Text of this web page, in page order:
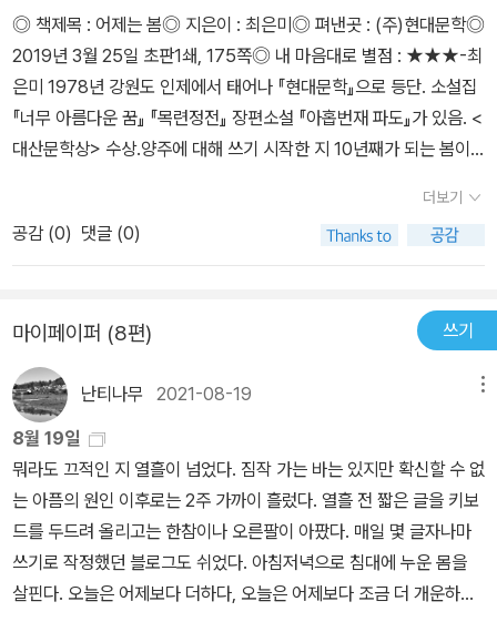
또한 인상적이었습니다.이제 또 핀시리즈 소설선의 한 단락이 마무리
되었네요. 다가오는 25일에 나올 또 한 단락의 시작을 알리는 핀 시
리즈 소설들이 기다려지면서 최은미작가님의 다음 작품들 또한 기다
려집니다. 최은미작가님, 감사합니다!
◎ 책제목 : 어제는 봄◎ 지은이 : 최은미◎ 펴낸곳 : (주)현대문학◎
2019년 3월 25일 초판1쇄, 175쪽◎ 내 마음대로 별점 : ★★★​-최
은미 1978년 강원도 인제에서 태어나 『현대문학』으로 등단. 소설집
『너무 아름다운 꿈』 『목련정전』 장편소설 『아홉번재 파도』가 있음. <
대산문학상> 수상.​​양주에 대해 쓰기 시작한 지 10년째가 되는 봄이
오래전에 발생한 어떤 죄의 만료일에 대해 말할 수 있는 경찰관을 만
났다. 나는 물을 등진 절벽 위에서 마지막이 될지도 모르는 소설을 쓰
고 있었고, 서른아홉이었다.49쪽 수진은 아무도 청탁하지 않은 원고
은 다시 숨겨두고 싶은 여자의 과거로 가 닿는다. 엄마의 외도와 아버
지의 자살, 엄마의 외도를 알려준 이웃집 아줌마의 행방불명. 욕망이
없는 남편, 사랑하지만 애정표현 대신 화를 내기 일쑤인 딸 소은과의
메마른 생활은 죽음의 탈을 둘러쓴 그녀가 자초한 일이다. ​ 아버지의
자살은 아버지와 꼭 닮은 자신에게 엄청난 영향을 끼치고 있음을 그
녀는 안다. '나는 어쩌면 아빠가 자살했던 마흔여덟까지 살 수도 있을
것이다. 물론 살아 있지 못할 수도 있다.'(92쪽) 이렇게 위태롭게 하
루하루를 버텨나가던 그녀는 이선우와 묘한 감정이 흐르는 사이로 발
전하지만 서로의 엄마가 외도했다는 사실을 털어놓은 술자리 이후 멀
더보기
공감 (0) 댓글 (0)
마이페이퍼 (8편) 쓰기
난티나무 2021-08-19
8월 19일
뭐라도 끄적인 지 열흘이 넘었다. 짐작 가는 바는 있지만 확신할 수 없
는 아픔의 원인 이후로는 2주 가까이 흘렀다. 열흘 전 짧은 글을 키보
드를 두드려 올리고는 한참이나 오른팔이 아팠다. 매일 몇 글자나마
쓰기로 작정했던 블로그도 쉬었다. 아침저녁으로 침대에 누운 몸을
살핀다. 오늘은 어제보다 더하다, 오늘은 어제보다 조금 더 개운하다.